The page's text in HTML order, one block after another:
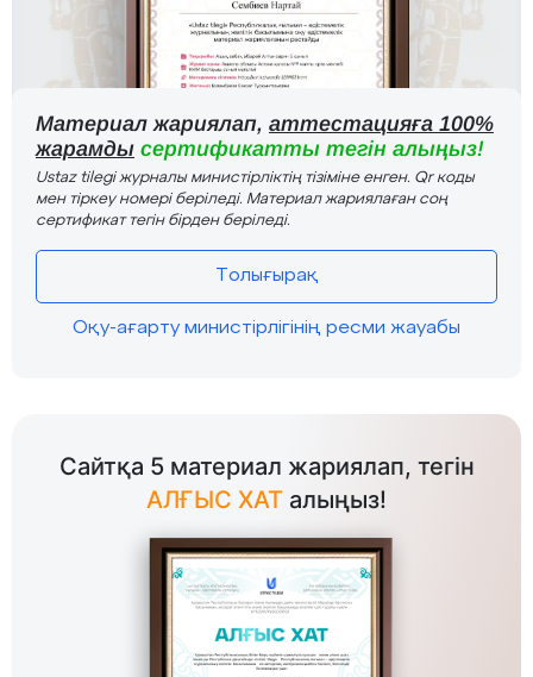
Материал жариялап, аттестацияға 100%
жарамды сертификатты тегін алыңыз!
Ustaz tilegi журналы министірліктің тізіміне енген. Qr коды
мен тіркеу номері беріледі. Материал жариялаған соң
сертификат тегін бірден беріледі.
Толығырақ
Оқу-ағарту министірлігінің ресми жауабы
Сайтқа 5 материал жариялап, тегін
АЛҒЫС ХАТ алыңыз!